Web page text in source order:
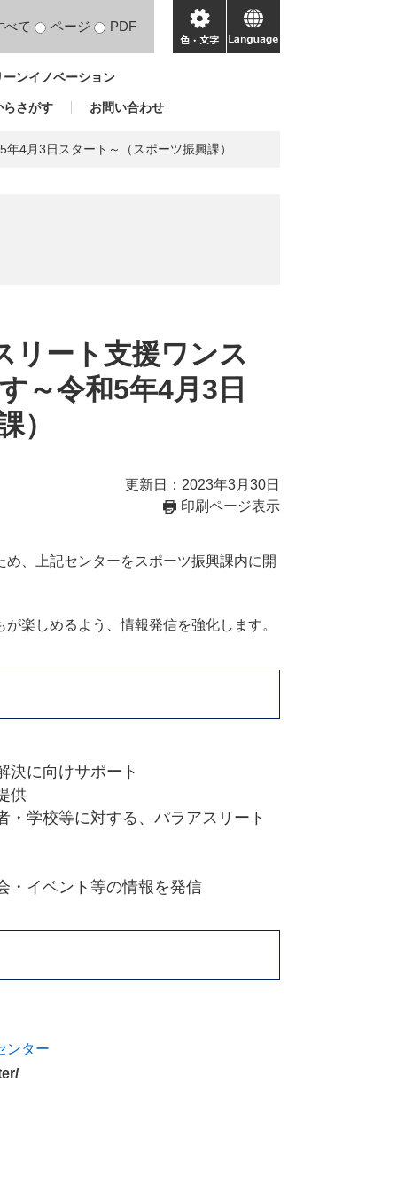
べて ページ PDF
色・
文
language
ンイノベーション
らさがす お問い合わせ
4月3日スタート～（スポーツ振興課）
リート支援ワンス
～令和5年4月3日
）
更新日：2023年3月30日
印刷ページ表示
、上記センターをスポーツ振興課内に開
楽しめるよう、情報発信を強化します。
決に向けサポート
供
学校等に対する、パラアスリート
・イベント等の情報を発信
ンター